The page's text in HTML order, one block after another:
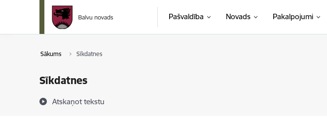
Pāriet uz lapas saturu
Pašvaldība Novads Pakalpojumi
Sākums Sīkdatnes
Sīkdatnes
Atskaņot tekstu